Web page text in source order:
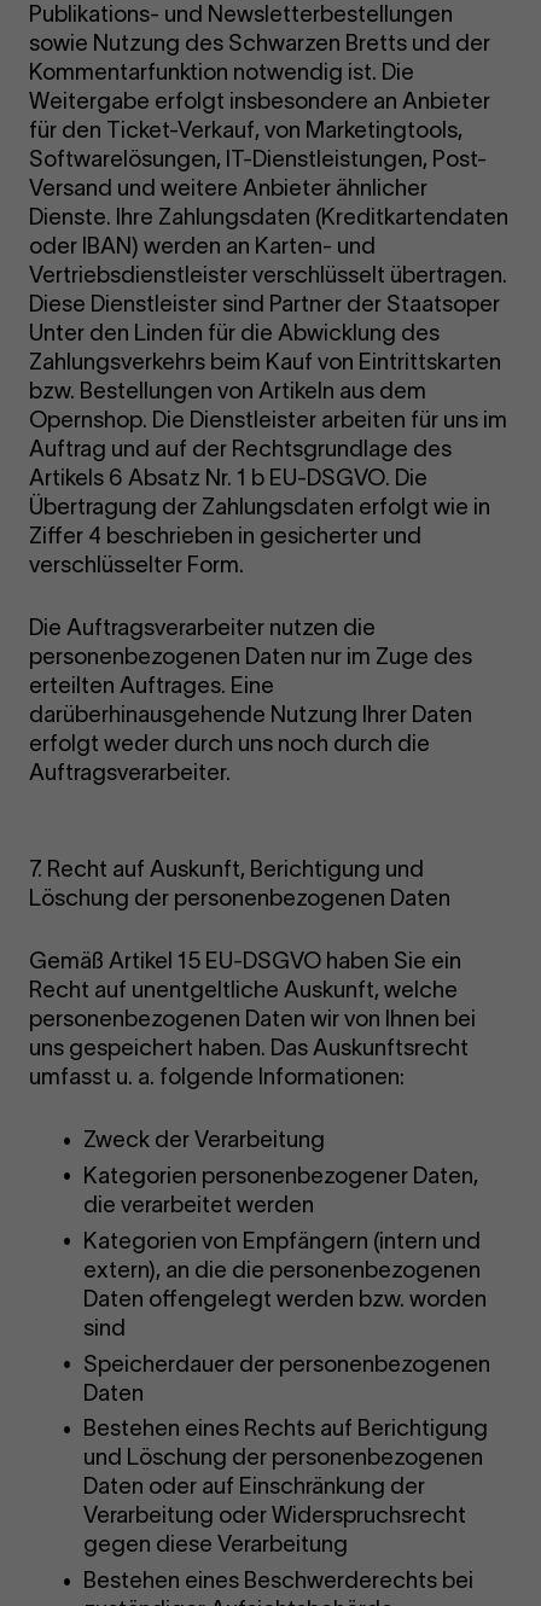
Publikations- und Newsletterbestellungen
sowie Nutzung des Schwarzen Bretts und der
Kommentarfunktion notwendig ist. Die
Weitergabe erfolgt insbesondere an Anbieter
für den Ticket-Verkauf, von Marketingtools,
Softwarelösungen, IT-Dienstleistungen, Post-
Versand und weitere Anbieter ähnlicher
Dienste. Ihre Zahlungsdaten (Kreditkartendaten
oder IBAN) werden an Karten- und
Vertriebsdienstleister verschlüsselt übertragen.
Diese Dienstleister sind Partner der Staatsoper
Unter den Linden für die Abwicklung des
Zahlungsverkehrs beim Kauf von Eintrittskarten
bzw. Bestellungen von Artikeln aus dem
Opernshop. Die Dienstleister arbeiten für uns im
Auftrag und auf der Rechtsgrundlage des
Artikels 6 Absatz Nr. 1 b EU-DSGVO. Die
Übertragung der Zahlungsdaten erfolgt wie in
Ziffer 4 beschrieben in gesicherter und
verschlüsselter Form.
Die Auftragsverarbeiter nutzen die
personenbezogenen Daten nur im Zuge des
erteilten Auftrages. Eine
darüberhinausgehende Nutzung Ihrer Daten
erfolgt weder durch uns noch durch die
Auftragsverarbeiter.
7. Recht auf Auskunft, Berichtigung und
Löschung der personenbezogenen Daten
Gemäß Artikel 15 EU-DSGVO haben Sie ein
Recht auf unentgeltliche Auskunft, welche
personenbezogenen Daten wir von Ihnen bei
uns gespeichert haben. Das Auskunftsrecht
umfasst u. a. folgende Informationen:
Zweck der Verarbeitung
Kategorien personenbezogener Daten,
die verarbeitet werden
Kategorien von Empfängern (intern und
extern), an die die personenbezogenen
Daten offengelegt werden bzw. worden
sind
Speicherdauer der personenbezogenen
Daten
Bestehen eines Rechts auf Berichtigung
und Löschung der personenbezogenen
Daten oder auf Einschränkung der
Verarbeitung oder Widerspruchsrecht
gegen diese Verarbeitung
Bestehen eines Beschwerderechts bei